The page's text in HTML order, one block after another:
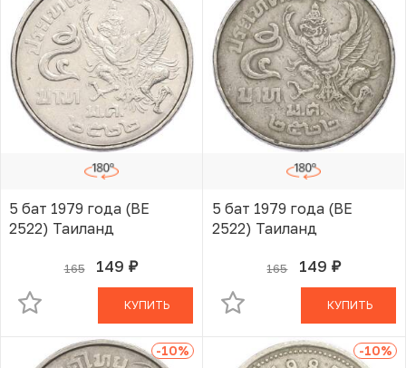
5 бат 1979 года (BE
2522) Таиланд
165 149 руб.
В КОРЗИНЕ
КУПИТЬ
5 бат 1979 года (BE
2522) Таиланд
165 149 руб.
В КОРЗИНЕ
КУПИТЬ
-10% -10%